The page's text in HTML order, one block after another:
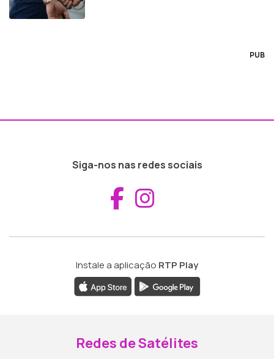
PUB
Siga-nos nas redes sociais
Aceder ao
Instale a aplicação RTP Play
Redes de Satélites